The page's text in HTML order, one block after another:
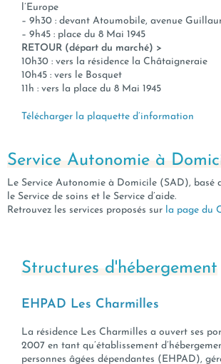
l’Europe
– 9h30 : devant Atoumobile, avenue
– 9h45 : place du 8 Mai 1945
RETOUR (départ du marché) >
10h30 : vers la résidence la Châtaigneraie
10h45 : vers le Bosquet
11h : vers la place du 8 Mai 1945
Télécharger la plaquette d’information
Service Autonomie à
Le Service Autonomie à Domicile (SAD), basé
le Service de soins et le Service d’aide.
Retrouvez les services proposés sur la page du
Structures d'hébergement
EHPAD Les Charmilles
La résidence Les Charmilles a ouvert ses
2007 en tant qu’établissement
personnes âgées dépendantes (EHPAD),